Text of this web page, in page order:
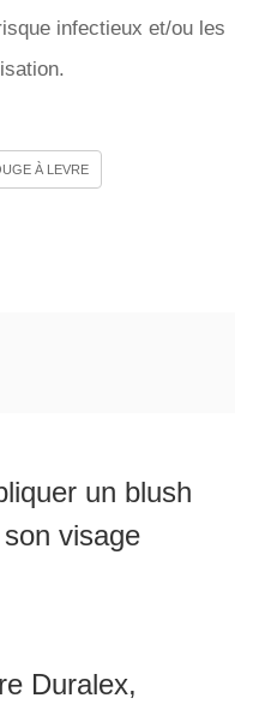
infectieux et/ou les
À LEVRE
un blush
visage
Duralex,